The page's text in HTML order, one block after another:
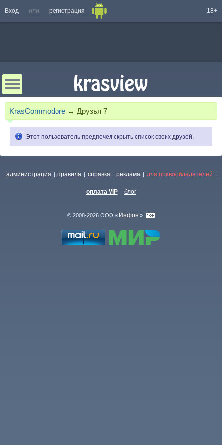
Вход или регистрация 18+
KrasCommodore → Друзья 7
Этот пользователь предпочел скрыть список своих друзей.
администрация | правила | справка | реклама | для правообладателей |
оплата VIP | блог
© 2008-2026 ООО « Инфон »